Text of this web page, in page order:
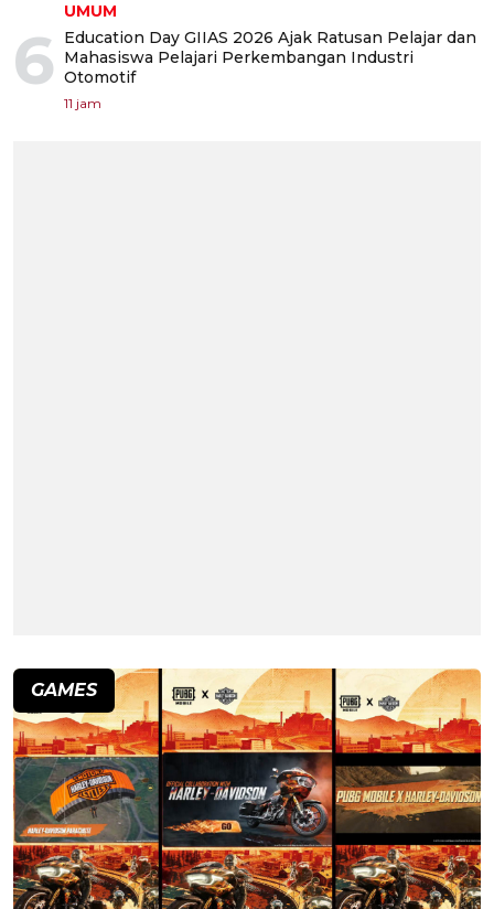
6
UMUM
Education Day GIIAS 2026 Ajak Ratusan Pelajar dan
Mahasiswa Pelajari Perkembangan Industri
Otomotif
11 jam
GAMES